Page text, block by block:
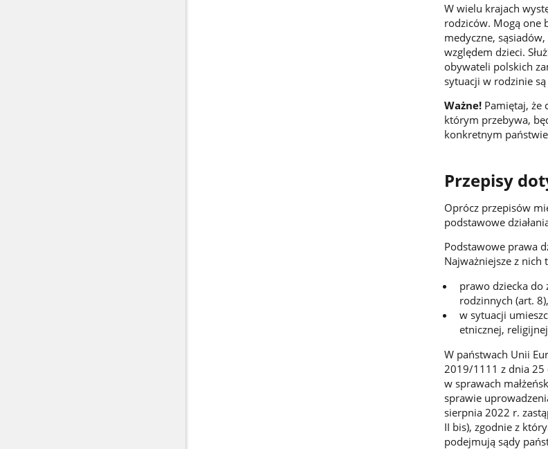
W wielu krajach
rodziców. Mogą one
medyczne,
względem dzieci.
obywateli polskich
sytuacji w rodzinie
Ważne! Pamiętaj, że
którym przebywa,
konkretnym
Przepisy
Oprócz przepisów
podstawowe
Podstawowe prawa
Najważniejsze z nich
prawo dziecka do
rodzinnych (art. 8),
w sytuacji
etnicznej,
W państwach Unii
2019/1111 z dnia 25
w sprawach
sprawie
sierpnia 2022 r.
II bis), zgodnie z
podejmują sądy